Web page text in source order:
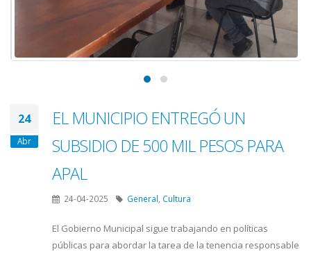
24
Abr
EL MUNICIPIO ENTREGÓ UN
SUBSIDIO DE 500 MIL PESOS PARA
APAL
24-04-2025 General Cultura
El Gobierno Municipal sigue trabajando en políticas
públicas para abordar la tarea de la tenencia responsable